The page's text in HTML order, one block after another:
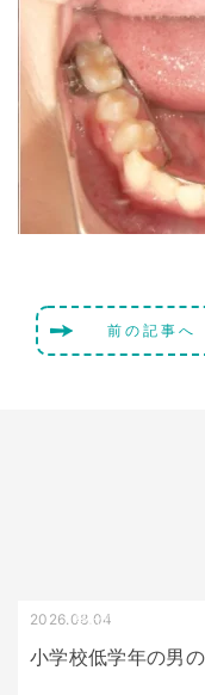
前の記事へ
受け口（しゃくれて
2026.08.04
小学校低学年の男